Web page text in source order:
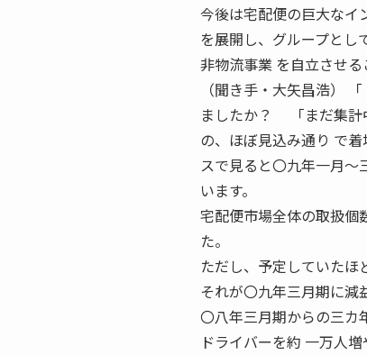
今後は宅配便の巨大なイ
を展開し、グループとし
非物流事業 を自立させる
（聞き手・大矢昌浩）
ましたか？ 「まだ集計
の、ほぼ見込み通り で
スで見ると〇九年一月〜
います。
宅配便市場全体の取扱個
た。
ただし、予定していたほ
それが〇九年三月期に減
〇八年三月期からの三カ
ドライバーを約 一万人増